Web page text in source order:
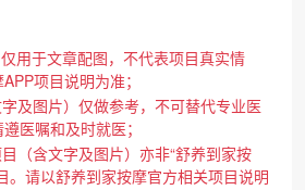
用于文章配图，不代表项目真实情
项目说明为准；
及图片）仅做参考，不可替代专业医
医嘱和及时就医；
（含文字及图片）亦非“舒养到家按
。请以舒养到家按摩官方相关项目说明